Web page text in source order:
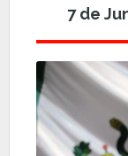
7 de